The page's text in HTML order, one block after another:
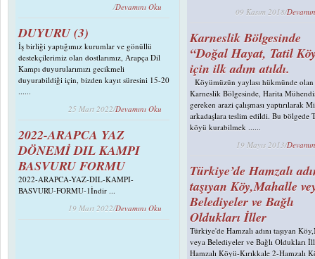
/Devamını Oku
DUYURU (3)
İş birliği yaptığımız kurumlar ve gönüllü
destekçilerimiz olan dostlarımız, Arapça Dil
Kampı duyurularımızı gecikmeli
duyurabildiği için, bizden kayıt süresini 15-20
......
25 Mart 2022/Devamını Oku
2022-ARAPCA YAZ
DÖNEMİ DIL KAMPI
BASVURU FORMU
2022-ARAPCA-YAZ-DIL-KAMPI-
BASVURU-FORMU-1İndir ...
19 Mart 2022/Devamını Oku
09 Kasım 2018/
Karneslik Bölgesinde
“Doğal Hayat, Tatil
için ilk adım atıldı.
Köyümüzün yaylası hükmünde olan
Karneslik Bölgesinde, Harita
gereken arazi çalışması yaptırılarak
arkadaşlara teslim edildi. Bu bölgede
köyü kurabilmek ......
19 Mayıs 2013/
Türkiye’de Hamzalı
taşıyan Köy,Mahalle
Belediyeler ve Bağlı
Oldukları İller
Türkiye'de Hamzalı adını taşıyan
veya Belediyeler ve Bağlı Oldukları
Hamzalı Köyü-Kırıkkale 2-Hamzalı